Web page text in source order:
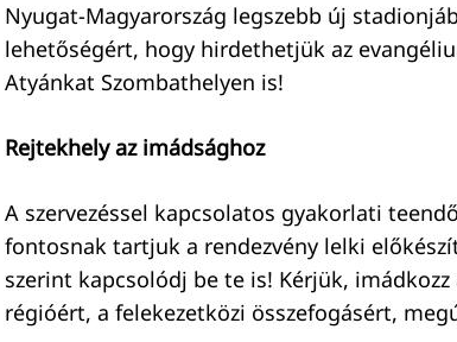
Nyugat-Magyarország legszebb új
lehetőségért, hogy hirdethetjük az
Atyánkat Szombathelyen is!
Rejtekhely az imádsághoz
A szervezéssel kapcsolatos gyakorlati
fontosnak tartjuk a rendezvény lelki
szerint kapcsolódj be te is! Kérjük,
régióért, a felekezetközi összefogásért,